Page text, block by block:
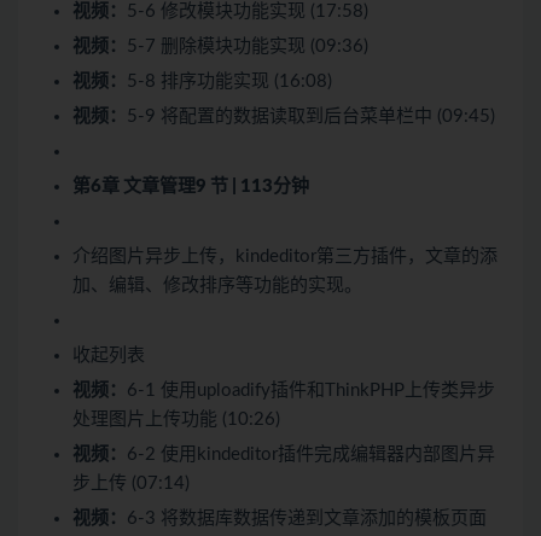
视频： 5-6 修改模块功能实现 (17:58)
视频： 5-7 删除模块功能实现 (09:36)
视频： 5-8 排序功能实现 (16:08)
视频： 5-9 将配置的数据读取到后台菜单栏中 (09:45)
第6章 文章管理9 节 | 113分钟
介绍图片异步上传，kindeditor第三方插件，文章的添
加、编辑、修改排序等功能的实现。
收起列表
视频： 6-1 使用uploadify插件和ThinkPHP上传类异步
处理图片上传功能 (10:26)
视频： 6-2 使用kindeditor插件完成编辑器内部图片异
步上传 (07:14)
视频： 6-3 将数据库数据传递到文章添加的模板页面